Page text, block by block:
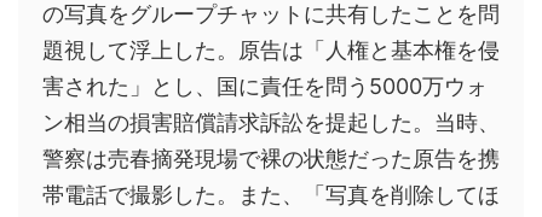
の写真をグループチャットに共有したことを問
題視して浮上した。原告は「人権と基本権を侵
害された」とし、国に責任を問う5000万ウォ
ン相当の損害賠償請求訴訟を提起した。当時、
警察は売春摘発現場で裸の状態だった原告を携
帯電話で撮影した。また、「写真を削除してほ